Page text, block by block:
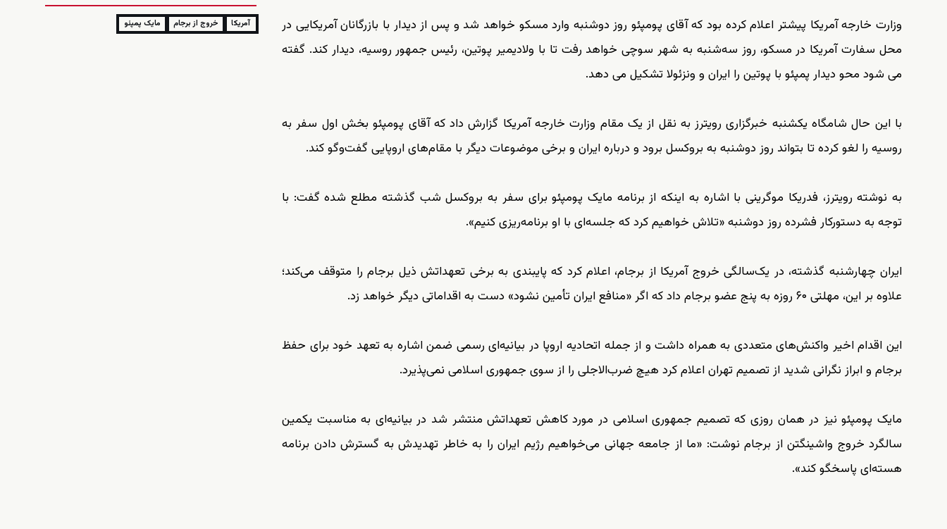
وزارت خارجه آمریکا پیشتر اعلام کرده بود که آقای پومپئو روز دوشنبه وارد مسکو خواهد شد و پس از دیدار با بازرگانان آمریکایی در
محل سفارت آمریکا در مسکو، روز سه‌شنبه به شهر سوچی خواهد رفت تا با ولادیمیر پوتین، رئیس جمهور روسیه، دیدار کند. گفته
می شود محو دیدار پمپئو با پوتین را ایران و ونزئولا تشکیل می دهد.
با این حال شامگاه یکشنبه خبرگزاری رویترز به نقل از یک مقام وزارت خارجه آمریکا گزارش داد که آقای پومپئو بخش اول سفر به
روسیه را لغو کرده تا بتواند روز دوشنبه به بروکسل برود و درباره ایران و برخی موضوعات دیگر با مقام‌های اروپایی گفت‌وگو کند.
به نوشته رویترز، فدریکا موگرینی با اشاره به اینکه از برنامه مایک پومپئو برای سفر به بروکسل شب گذشته مطلع شده گفت: با
توجه به دستورکار فشرده روز دوشنبه «تلاش خواهیم کرد که جلسه‌ای با او برنامه‌ریزی کنیم».
ایران چهارشنبه گذشته، در یک‌سالگی خروج آمریکا از برجام، اعلام کرد که پایبندی به برخی تعهداتش ذیل برجام را متوقف می‌کند؛
علاوه بر این، مهلتی ۶۰ روزه به پنج عضو برجام داد که اگر «منافع ایران تأمین نشود» دست به اقداماتی دیگر خواهد زد.
این اقدام اخیر واکنش‌های متعددی به همراه داشت و از جمله اتحادیه اروپا در بیانیه‌ای رسمی ضمن اشاره به تعهد خود برای حفظ
برجام و ابراز نگرانی شدید از تصمیم تهران اعلام کرد هیچ ضرب‌الاجلی را از سوی جمهوری اسلامی نمی‌پذیرد.
مایک پومپئو نیز در همان روزی که تصمیم جمهوری اسلامی در مورد کاهش تعهداتش منتشر شد در بیانیه‌ای به مناسبت یکمین
سالگرد خروج واشینگتن از برجام نوشت: «ما از جامعه جهانی می‌خواهیم رژیم ایران را به خاطر تهدیدش به گسترش دادن برنامه
هسته‌ای پاسخگو کند».
آمریکا خروج از برجام مایک پمپئو